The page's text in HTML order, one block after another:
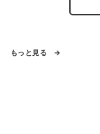
もっと見る